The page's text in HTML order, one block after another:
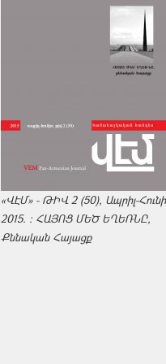
«ՎԷՄ» - ԹԻՎ 2 (50), Ապրիլ-
2015. : ՀԱՅՈՑ ՄԵԾ ԵՂԵՌՆԸ,
Քննական Հայացք